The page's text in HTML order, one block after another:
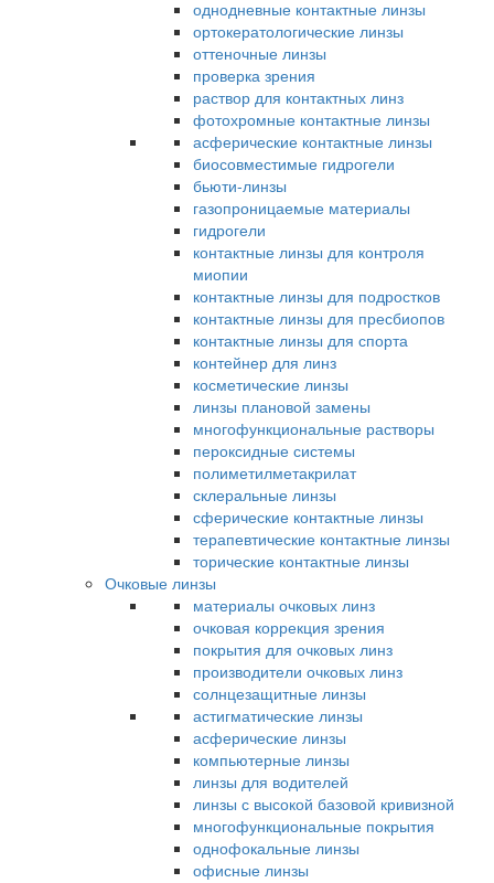
однодневные контактные линзы
ортокератологические линзы
оттеночные линзы
проверка зрения
раствор для контактных линз
фотохромные контактные линзы
асферические контактные линзы
биосовместимые гидрогели
бьюти-линзы
газопроницаемые материалы
гидрогели
контактные линзы для контроля
миопии
контактные линзы для подростков
контактные линзы для пресбиопов
контактные линзы для спорта
контейнер для линз
косметические линзы
линзы плановой замены
многофункциональные растворы
пероксидные системы
полиметилметакрилат
склеральные линзы
сферические контактные линзы
терапевтические контактные линзы
торические контактные линзы
Очковые линзы
материалы очковых линз
очковая коррекция зрения
покрытия для очковых линз
производители очковых линз
солнцезащитные линзы
астигматические линзы
асферические линзы
компьютерные линзы
линзы для водителей
линзы с высокой базовой кривизной
многофункциональные покрытия
однофокальные линзы
офисные линзы